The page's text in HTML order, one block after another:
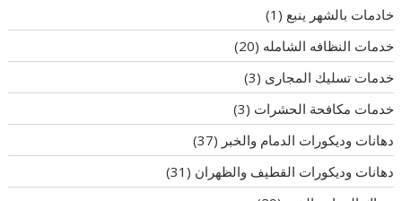
خادمات بالشهر ينبع (1)
خدمات النظافه الشامله (20)
خدمات تسليك المجارى (3)
خدمات مكافحة الحشرات (3)
دهانات وديكورات الدمام والخبر (37)
دهانات وديكورات القطيف والظهران (31)